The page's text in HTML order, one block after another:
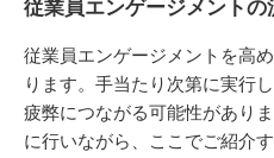
従業員エンゲージメントの
従業員エンゲージメントを高
ります。手当たり次第に実行
疲弊につながる可能性があり
に行いながら、ここでご紹介